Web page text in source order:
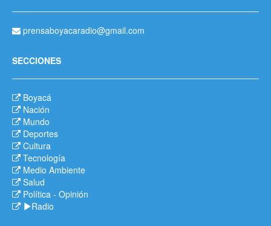
prensaboyacaradio@gmail.com
SECCIONES
Boyacá
Nación
Mundo
Deportes
Cultura
Tecnología
Medio Ambiente
Salud
Política - Opinión
Radio